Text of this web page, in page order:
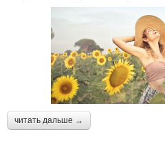
читать дальше →